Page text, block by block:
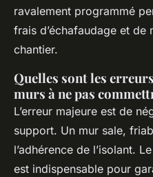
ravalement programmé
frais d’échafaudage et de
chantier.
Quelles sont les
murs à ne pas
L’erreur majeure est de
support. Un mur sale,
l’adhérence de l’isolant.
est indispensable pour